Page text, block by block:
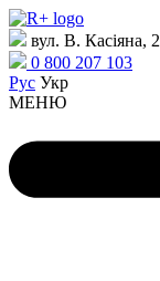
вул. В. Касіяна,
0 800 207 103
Рус Укр
МЕНЮ